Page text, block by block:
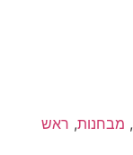
, מבחנות, ראש